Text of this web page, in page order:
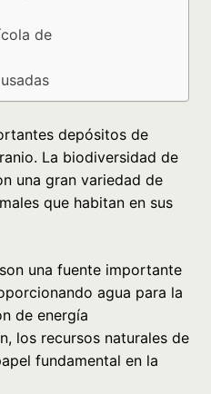
de
depósitos de
La biodiversidad de
una gran variedad de
que habitan en sus
una fuente importante
agua para la
de energía
los recursos naturales de
fundamental en la